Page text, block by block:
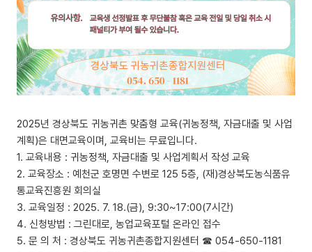
2025년 경상북도 귀농귀촌 맞춤형 교육(귀농정책, 자금대출 및 사업
계획)은 대면교육이며, 교육비는 무료입니다.
1. 교육내용 : 귀농정책, 자금대출 및 사업계획서 작성 교육
2. 교육장소 : 예천군 호명면 수변로 125 5층, (재)경상북도농식품유
통교육진흥원 회의실
3. 교육일정 : 2025. 7. 18.(금), 9:30~17:00(7시간)
4. 신청방법 : 그린대로, 농업교육포털 온라인 접수
5. 문 의 처 : 경상북도 귀농귀촌종합지원센터 ☎ 054-650-1181